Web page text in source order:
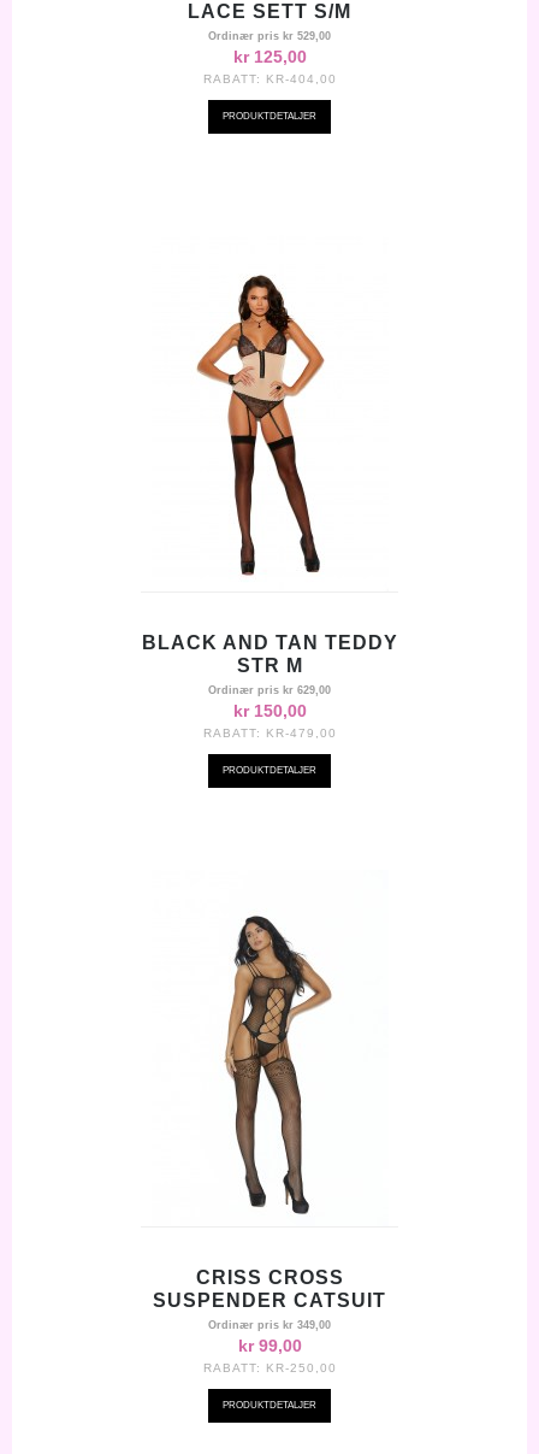
LACE SETT S/M
Ordinær pris kr 529,00
kr 125,00
RABATT: KR-404,00
PRODUKTDETALJER
BLACK AND TAN TEDDY
STR M
Ordinær pris kr 629,00
kr 150,00
RABATT: KR-479,00
PRODUKTDETALJER
CRISS CROSS
SUSPENDER CATSUIT
Ordinær pris kr 349,00
kr 99,00
RABATT: KR-250,00
PRODUKTDETALJER